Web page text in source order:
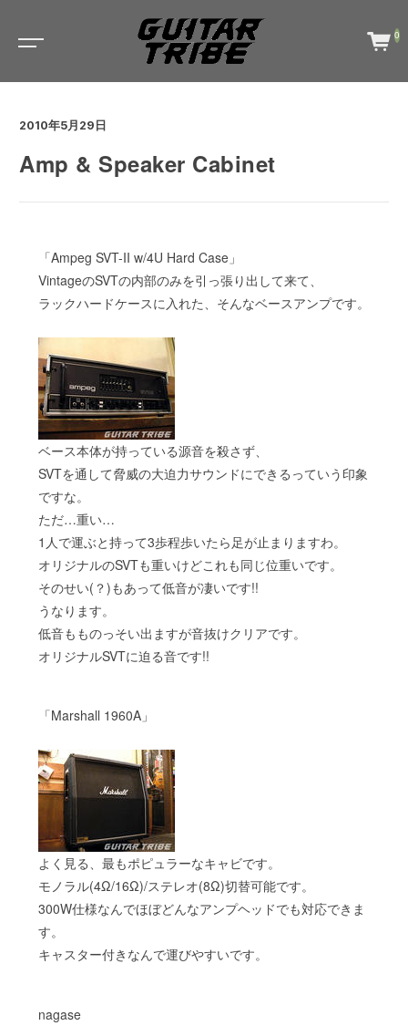
0
2010年5月29日
Amp & Speaker Cabinet
「Ampeg SVT-II w/4U Hard Case」
VintageのSVTの内部のみを引っ張り出して来て、
ラックハードケースに入れた、そんなベースアンプです。
ベース本体が持っている源音を殺さず、
SVTを通して脅威の大迫力サウンドにできるっていう印象
ですな。
ただ…重い…
1人で運ぶと持って3歩程歩いたら足が止まりますわ。
オリジナルのSVTも重いけどこれも同じ位重いです。
そのせい(？)もあって低音が凄いです!!
うなります。
低音もものっそい出ますが音抜けクリアです。
オリジナルSVTに迫る音です!!
「Marshall 1960A」
よく見る、最もポピュラーなキャビです。
モノラル(4Ω/16Ω)/ステレオ(8Ω)切替可能です。
300W仕様なんでほぼどんなアンプヘッドでも対応できま
す。
キャスター付きなんで運びやすいです。
nagase